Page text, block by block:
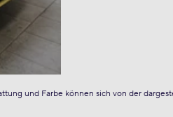
und Farbe können sich von der